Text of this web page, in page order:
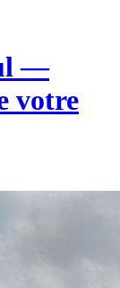
—
votre